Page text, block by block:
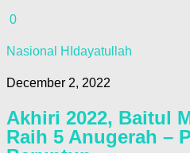
0
Nasional HIdayatullah
December 2, 2022
Akhiri 2022, Baitul
Raih 5 Anugerah –